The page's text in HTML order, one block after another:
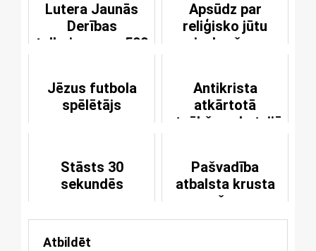
Lutera Jaunās
Derības
tulkojumam - 500
Apsūdz par
reliģisko jūtu
aizskaršanu
Jēzus futbola
spēlētājs
Antikrista
atkārtotā
atnākšana Latvijā
Stāsts 30
sekundēs
Pašvadība
atbalsta krusta
nešanu
Atbildēt